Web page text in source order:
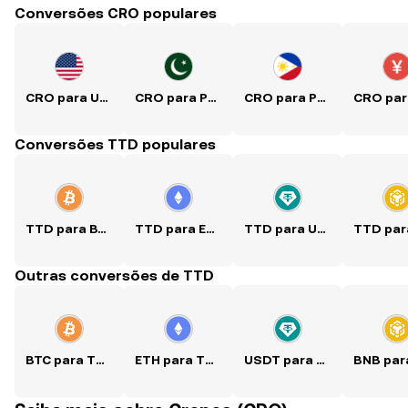
Conversões CRO populares
CRO para USD CRO para PKR CRO para PHP
Conversões TTD populares
TTD para BTC TTD para ETH TTD para USDT
Outras conversões de TTD
BTC para TTD ETH para TTD USDT para TTD